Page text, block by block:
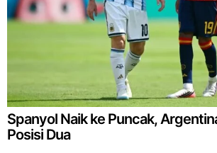
Spanyol Naik ke Puncak,
Posisi Dua